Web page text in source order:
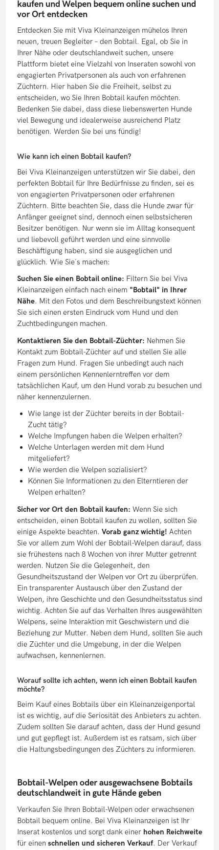
kaufen und Welpen bequem online suchen und
vor Ort entdecken
Entdecken Sie mit Viva Kleinanzeigen mühelos Ihren
neuen, treuen Begleiter – den Bobtail. Egal, ob Sie in
Ihrer Nähe oder deutschlandweit suchen, unsere
Plattform bietet eine Vielzahl von Inseraten sowohl von
engagierten Privatpersonen als auch von erfahrenen
Züchtern. Hier haben Sie die Freiheit, selbst zu
entscheiden, wo Sie Ihren Bobtail kaufen möchten.
Bedenken Sie dabei, dass diese liebenswerten Hunde
viel Bewegung und idealerweise ausreichend Platz
benötigen. Werden Sie bei uns fündig!
Wie kann ich einen Bobtail kaufen?
Bei Viva Kleinanzeigen unterstützen wir Sie dabei, den
perfekten Bobtail für Ihre Bedürfnisse zu finden, sei es
von engagierten Privatpersonen oder erfahrenen
Züchtern. Bitte beachten Sie, dass die Hunde zwar für
Anfänger geeignet sind, dennoch einen selbstsicheren
Besitzer benötigen. Nur wenn sie im Alltag konsequent
und liebevoll geführt werden und eine sinnvolle
Beschäftigung haben, sind sie ausgeglichen und
glücklich. Wie Sie´s machen:
Suchen Sie einen Bobtail online: Filtern Sie bei Viva
Kleinanzeigen einfach nach einem "Bobtail" in Ihrer
Nähe. Mit den Fotos und dem Beschreibungstext können
Sie sich einen ersten Eindruck vom Hund und den
Zuchtbedingungen machen.
Kontaktieren Sie den Bobtail-Züchter: Nehmen Sie
Kontakt zum Bobtail-Züchter auf und stellen Sie alle
Fragen zum Hund. Fragen Sie unbedingt auch nach
einem persönlichen Kennenlerntreffen vor dem
tatsächlichen Kauf, um den Hund vorab zu besuchen und
näher kennenzulernen.
Wie lange ist der Züchter bereits in der Bobtail-
Zucht tätig?
Welche Impfungen haben die Welpen erhalten?
Welche Unterlagen werden mit dem Hund
mitgeliefert?
Wie werden die Welpen sozialisiert?
Können Sie Informationen zu den Elterntieren der
Welpen erhalten?
Sicher vor Ort den Bobtail kaufen: Wenn Sie sich
entscheiden, einen Bobtail kaufen zu wollen, sollten Sie
einige Aspekte beachten. Vorab ganz wichtig! Achten
Sie vor allem zum Wohl der Bobtail-Welpen darauf, dass
sie frühestens nach 8 Wochen von ihrer Mutter getrennt
werden. Nutzen Sie die Gelegenheit, den
Gesundheitszustand der Welpen vor Ort zu überprüfen.
Ein transparenter Austausch über den Zustand der
Welpen, ihre Geschichte und den Gesundheitsstatus sind
wichtig. Achten Sie auf das Verhalten Ihres ausgewählten
Welpens, seine Interaktion mit Geschwistern und die
Beziehung zur Mutter. Neben dem Hund, sollten Sie auch
die Züchter und die Umgebung, in der die Welpen
aufwachsen, kennenlernen.
Worauf sollte ich achten, wenn ich einen Bobtail kaufen
möchte?
Beim Kauf eines Bobtails über ein Kleinanzeigenportal
ist es wichtig, auf die Seriosität des Anbieters zu achten.
Zudem sollten Sie darauf achten, dass der Hund gesund
und gut gepflegt ist. Außerdem ist es ratsam, sich über
die Haltungsbedingungen des Züchters zu informieren.
Bobtail-Welpen oder ausgewachsene Bobtails
deutschlandweit in gute Hände geben
Verkaufen Sie Ihren Bobtail-Welpen oder erwachsenen
Bobtail bequem online. Bei Viva Kleinanzeigen ist Ihr
Inserat kostenlos und sorgt dank einer hohen Reichweite
für einen schnellen und sicheren Verkauf. Der Verkauf